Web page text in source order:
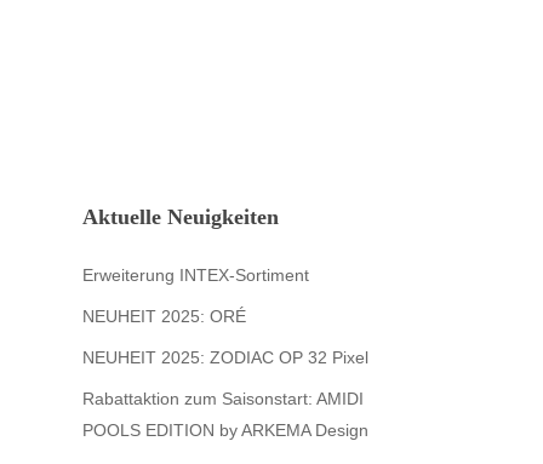
Aktuelle Neuigkeiten
Erweiterung INTEX-Sortiment
NEUHEIT 2025: ORÉ
NEUHEIT 2025: ZODIAC OP 32 Pixel
Rabattaktion zum Saisonstart: AMIDI
POOLS EDITION by ARKEMA Design